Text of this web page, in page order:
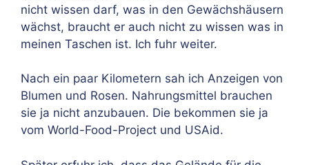
nicht wissen darf, was in den Gewächshäusern
wächst, braucht er auch nicht zu wissen was in
meinen Taschen ist. Ich fuhr weiter.
Nach ein paar Kilometern sah ich Anzeigen von
Blumen und Rosen. Nahrungsmittel brauchen
sie ja nicht anzubauen. Die bekommen sie ja
vom World-Food-Project und USAid.